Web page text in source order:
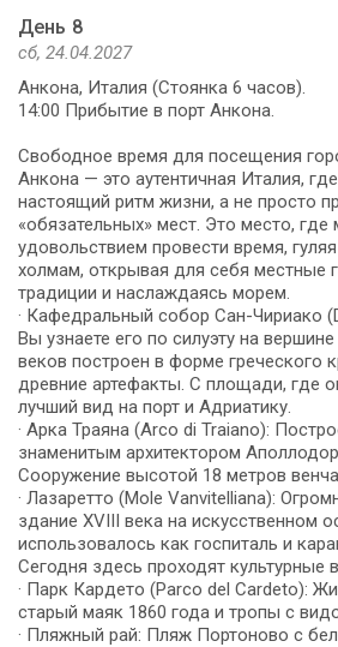
День 8
сб, 24.04.2027
Анкона, Италия (Стоянка 6 часов).
14:00 Прибытие в порт Анкона.
Свободное время для посещения
Анкона — это аутентичная Италия,
настоящий ритм жизни, а не просто
«обязательных» мест. Это место,
удовольствием провести время,
холмам, открывая для себя местные
традиции и наслаждаясь морем.
· Кафедральный собор Сан-Чириако
Вы узнаете его по силуэту на
веков построен в форме греческого
древние артефакты. С площади, где
лучший вид на порт и Адриатику.
· Арка Траяна (Arco di Traiano):
знаменитым архитектором
Сооружение высотой 18 метров
· Лазаретто (Mole Vanvitelliana):
здание XVIII века на искусственном
использовалось как госпиталь и
Сегодня здесь проходят культурные
· Парк Кардето (Parco del Cardeto):
старый маяк 1860 года и тропы с
· Пляжный рай: Пляж Портоново с